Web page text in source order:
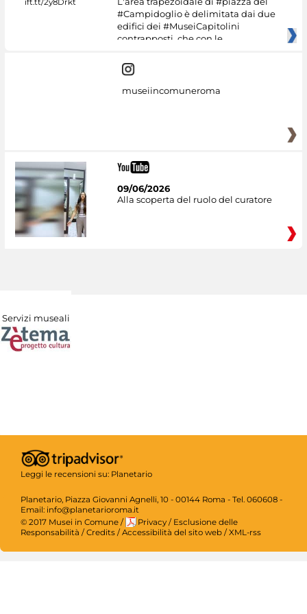
#Campidoglio è delimitata dai due
edifici dei #MuseiCapitolini
contrapposti, che con le
museiincomuneroma
09/06/2026
Alla scoperta del ruolo del curatore
Servizi museali
Leggi le recensioni su: Planetario
Planetario, Piazza Giovanni Agnelli, 10 - 00144 Roma - Tel. 060608 -
Email: info@planetarioroma.it
© 2017 Musei in Comune / Privacy / Esclusione delle
Responsabilità / Credits / Accessibilità del sito web / XML-rss